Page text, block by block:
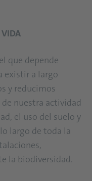
VIDA
que depende
existir a largo
y reducimos
nuestra actividad
el uso del suelo y
largo de toda la
la biodiversidad.